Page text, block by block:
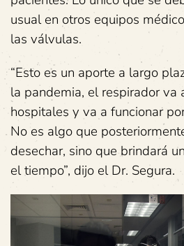
usual en otros equipos
las válvulas.
“Esto es un aporte a largo
la pandemia, el respirador va
hospitales y va a funcionar
No es algo que
desechar, sino que brindará
el tiempo”, dijo el Dr. Segura.